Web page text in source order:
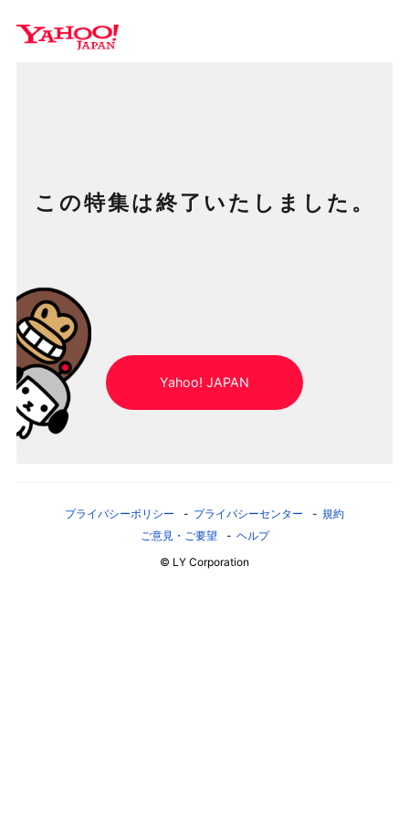
この特集は終了いたしました。
Yahoo! JAPAN
プライバシーポリシー プライバシーセンター
規約
ご意見・ご要望
ヘルプ
© LY Corporation